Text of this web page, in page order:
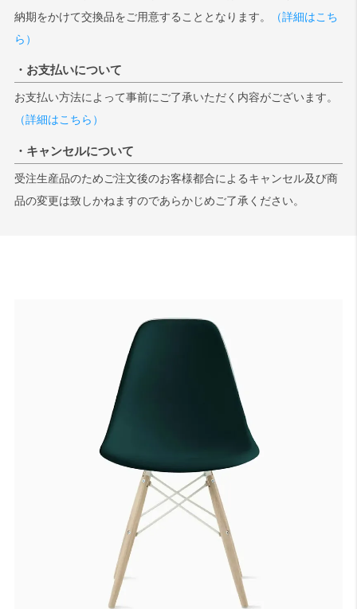
納期をかけて交換品をご用意することとなります。
（詳細はこち
ら）
・お支払いについて
お支払い方法によって事前にご了承いただく内容がございます。
（詳細はこちら）
・キャンセルについて
受注生産品のためご注文後のお客様都合によるキャンセル及び商
品の変更は致しかねますのであらかじめご了承ください。